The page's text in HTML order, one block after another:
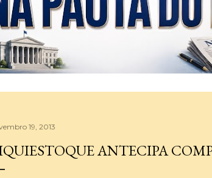
19, 2013
ANTECIPA